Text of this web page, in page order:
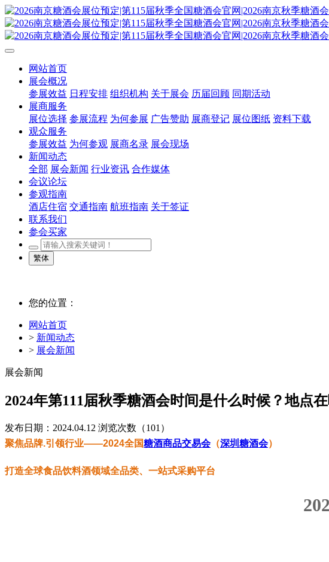
网站首页
展会概况
参展效益 日程安排 组织机构 关于展会 历届回顾 同期活动
展商服务
展位选择 参展流程 为何参展 广告赞助 展商登记 展位图纸 资料下载
观众服务
参展效益 为何参观 展商名录 展会现场
新闻动态
全部 展会新闻 行业资讯 合作媒体
会议论坛
参观指南
酒店住宿 交通指南 航班指南 关于签证
联系我们
参会买家
繁体
您的位置：
网站首页
> 新闻动态
> 展会新闻
展会新闻
2024年第111届秋季糖酒会时间是什么时候？地点
发布日期：2024.04.12 浏览次数（101）
聚焦品牌.引领行业——2024全国糖酒商品交易会（深圳糖酒会）
打造全球食品饮料酒领域全品类、一站式采购平台